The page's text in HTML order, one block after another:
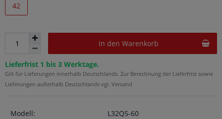
42
In den Warenkorb
Lieferfrist 1 bis 3 Werktage.
Gilt für Lieferungen innerhalb Deutschlands. Zur Berechnung der Lieferfrist sowie
Lieferungen außerhalb Deutschlands vgl. Versand
Modell: L32Q5-60